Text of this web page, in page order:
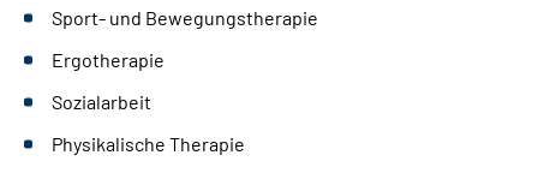
Sport- und Bewegungstherapie
Ergotherapie
Sozialarbeit
Physikalische Therapie